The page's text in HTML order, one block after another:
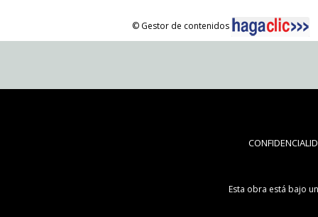
© Gestor de contenidos
Esta obra está bajo